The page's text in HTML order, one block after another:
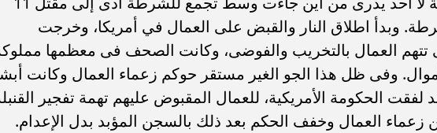
رجال الشرطة. وبدأ اطلاق النار والقبض على العمال في أمريكا، وخرجت
تتهم العمال بالتخريب والفوضى، وكانت الصحف فى معظمها
وفى ظل هذا الجو الغير مستقر حوكم زعماء العمال وكانت
الحكومة الأمريكية، للعمال المقبوض عليهم تهمة تفجير
العمال وخفف الحكم بعد ذلك بالسجن المؤبد بدل الإعدام.